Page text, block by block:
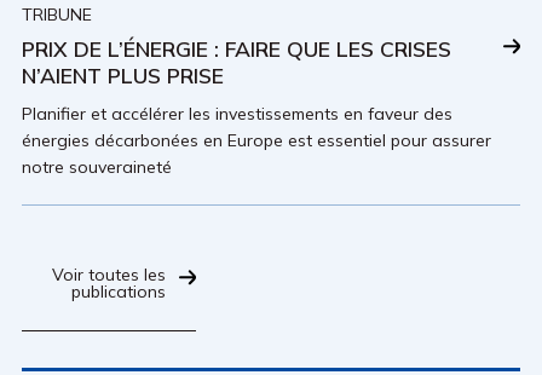
TRIBUNE
PRIX DE L’ÉNERGIE : FAIRE QUE LES CRISES
N’AIENT PLUS PRISE
Planifier et accélérer les investissements en faveur des
énergies décarbonées en Europe est essentiel pour assurer
notre souveraineté
Voir toutes les
publications